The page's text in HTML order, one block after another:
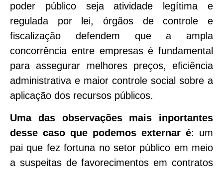
poder público seja atividade legítima e
regulada por lei, órgãos de controle e
fiscalização defendem que a ampla
concorrência entre empresas é fundamental
para assegurar melhores preços, eficiência
administrativa e maior controle social sobre a
aplicação dos recursos públicos.
Uma das observações mais inportantes
desse caso que podemos externar é: um
pai que fez fortuna no setor público em meio
a suspeitas de favorecimentos em contratos